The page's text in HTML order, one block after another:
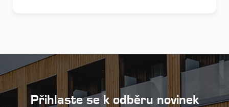
Přihlaste se k odběru novinek